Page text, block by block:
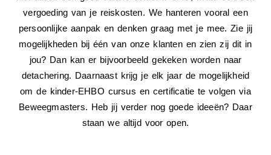
vergoeding van je reiskosten. We hanteren vooral een
persoonlijke aanpak en denken graag met je mee. Zie jij
mogelijkheden bij één van onze klanten en zien zij dit in
jou? Dan kan er bijvoorbeeld gekeken worden naar
detachering. Daarnaast krijg je elk jaar de mogelijkheid
om de kinder-EHBO cursus en certificatie te volgen via
Beweegmasters. Heb jij verder nog goede ideeën? Daar
staan we altijd voor open.